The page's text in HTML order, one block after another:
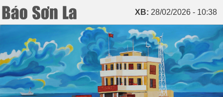
XB: 28/02/2026 - 10:38